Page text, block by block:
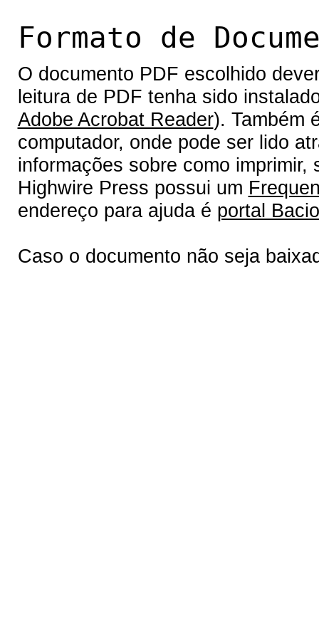
Formato de
O documento PDF escolhido
leitura de PDF tenha sido
Adobe Acrobat Reader). Também
computador, onde pode ser lido
informações sobre como
Highwire Press possui um
endereço para ajuda é portal
Caso o documento não seja